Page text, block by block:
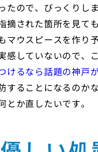
ので、びっくりしま
摘された箇所を見て
マウスピースを作り
感していないので、
けるなら話題の神戸
することになるのか
とか直したいです。